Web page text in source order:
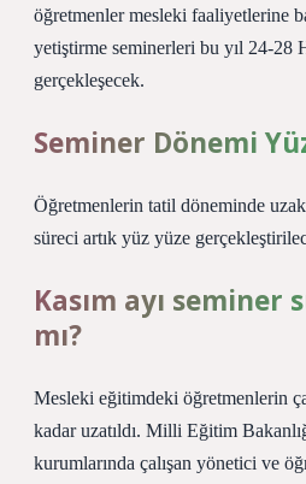
öğretmenler mesleki faaliyetlerine
yetiştirme seminerleri bu yıl 24-28
gerçekleşecek.
Seminer Dönemi
Öğretmenlerin tatil döneminde
süreci artık yüz yüze
Kasım ayı seminer
mı?
Mesleki eğitimdeki öğretmenlerin
kadar uzatıldı. Milli Eğitim
kurumlarında çalışan yönetici ve